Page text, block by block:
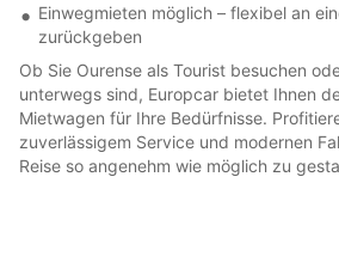
Einwegmieten möglich – flexibel an
zurückgeben
Ob Sie Ourense als Tourist besuchen
unterwegs sind, Europcar bietet Ihnen
Mietwagen für Ihre Bedürfnisse.
zuverlässigem Service und modernen
Reise so angenehm wie möglich zu